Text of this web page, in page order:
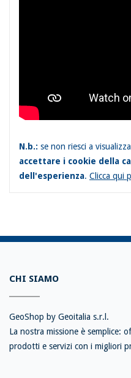
N.b.: se non riesci a
accettare i cookie della
dell'esperienza. Clicca qui
CHI SIAMO
GeoShop by Geoitalia s.r.l.
La nostra missione è semplice:
prodotti e servizi con i migliori